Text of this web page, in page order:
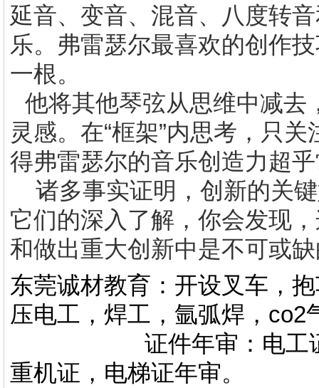
延音、变音、混音、八度转
乐。弗雷瑟尔最喜欢的创作
一根。
他将其他琴弦从思维中减去
灵感。在“框架”内思考，只
得弗雷瑟尔的音乐创造力超
诸多事实证明，创新的关
它们的深入了解，你会发现
和做出重大创新中是不可或
东莞诚材教育：开设叉车，
压电工，焊工，氩弧焊，co2
证件年审：电工证，
重机证，电梯证年审。